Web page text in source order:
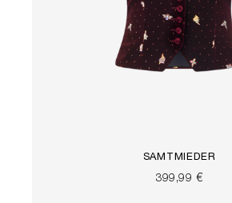
SAMTMIEDER
399,99 €